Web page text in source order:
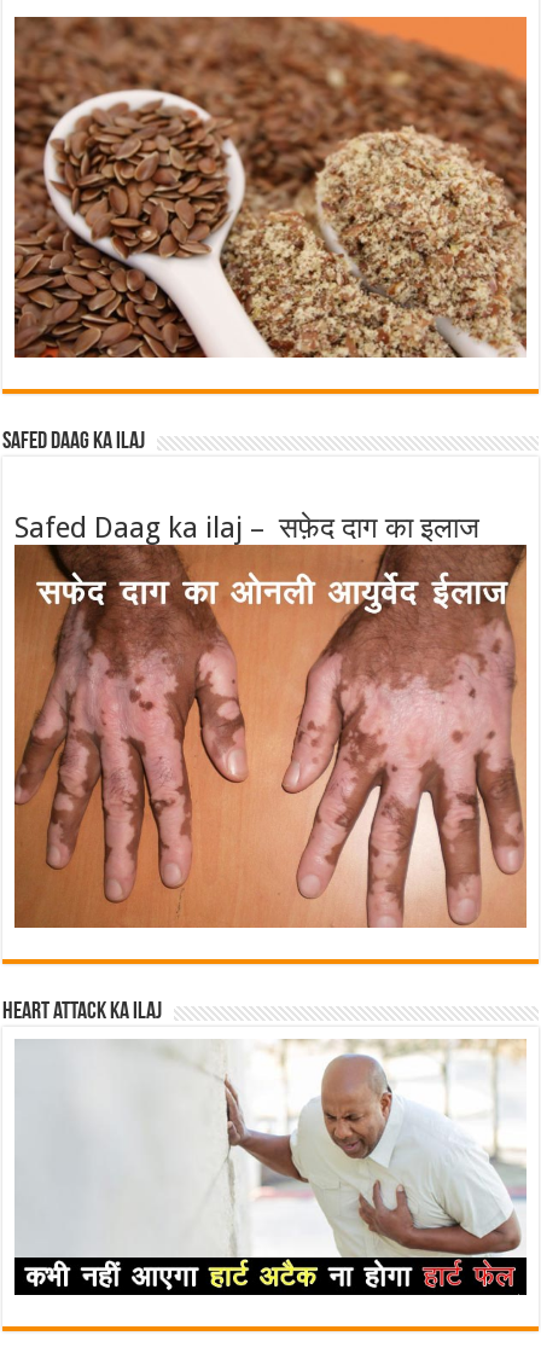
Safed Daag ka ilaj
Safed Daag ka ilaj – सफ़ेद दाग का इलाज
Heart attack ka ilaj